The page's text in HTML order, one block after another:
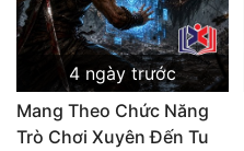
4 ngày trước
Mang Theo Chức Năng
Trò Chơi Xuyên Đến Tu